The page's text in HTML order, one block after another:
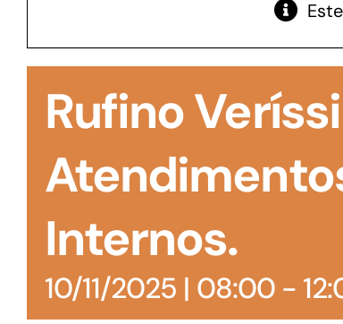
manutenção de estoques e despesas
Rufino
Internos.
10/11/2025 | 08:00-